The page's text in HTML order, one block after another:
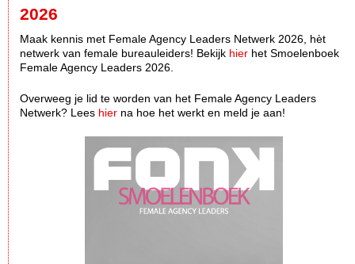
2026
Maak kennis met Female Agency Leaders Netwerk 2026, hèt
netwerk van female bureauleiders! Bekijk hier het Smoelenboek
Female Agency Leaders 2026.
Overweeg je lid te worden van het Female Agency Leaders
Netwerk? Lees hier na hoe het werkt en meld je aan!